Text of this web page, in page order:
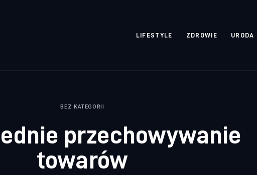
LIFESTYLE ZDROWIE URODA
BEZ KATEGORII
przechowywanie
towarów